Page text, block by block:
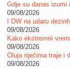
Gdje su danas izumi
09/08/2026
I DW na udaru
09/08/2026
Kako ekstremni
09/08/2026
Oluja riječima traje i
09/08/2026